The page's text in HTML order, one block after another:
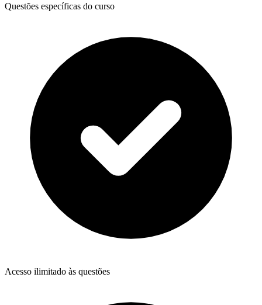
Questões específicas do curso
Acesso ilimitado às questões